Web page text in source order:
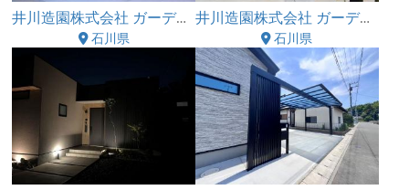
井川造園株式会社 ガーデンプラザのと店・かなざわ店
石川県
井川造園株式会社 ガーデンプラザのと店・かなざわ店
石川県